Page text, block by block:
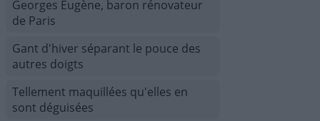
Georges Eugène, baron rénovateur
de Paris
Gant d'hiver séparant le pouce des
autres doigts
Tellement maquillées qu'elles en
sont déguisées